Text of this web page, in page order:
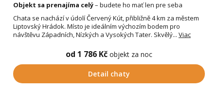
Objekt sa prenajíma celý– budete ho mať len pre seba
Chata se nachází v údolí Červený Kút, přibližně 4 km za městem
Liptovský Hrádok. Místo je ideálním výchozím bodem pro
návštěvu Západních, Nízkých a Vysokých Tater. Skvělý... Viac
od 1 786 Kč objekt za noc
Detail chaty